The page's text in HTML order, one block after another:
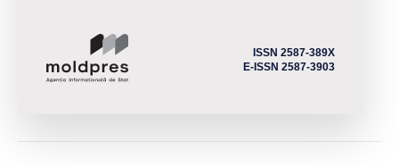
ISSN 2587-389X
E-ISSN 2587-3903